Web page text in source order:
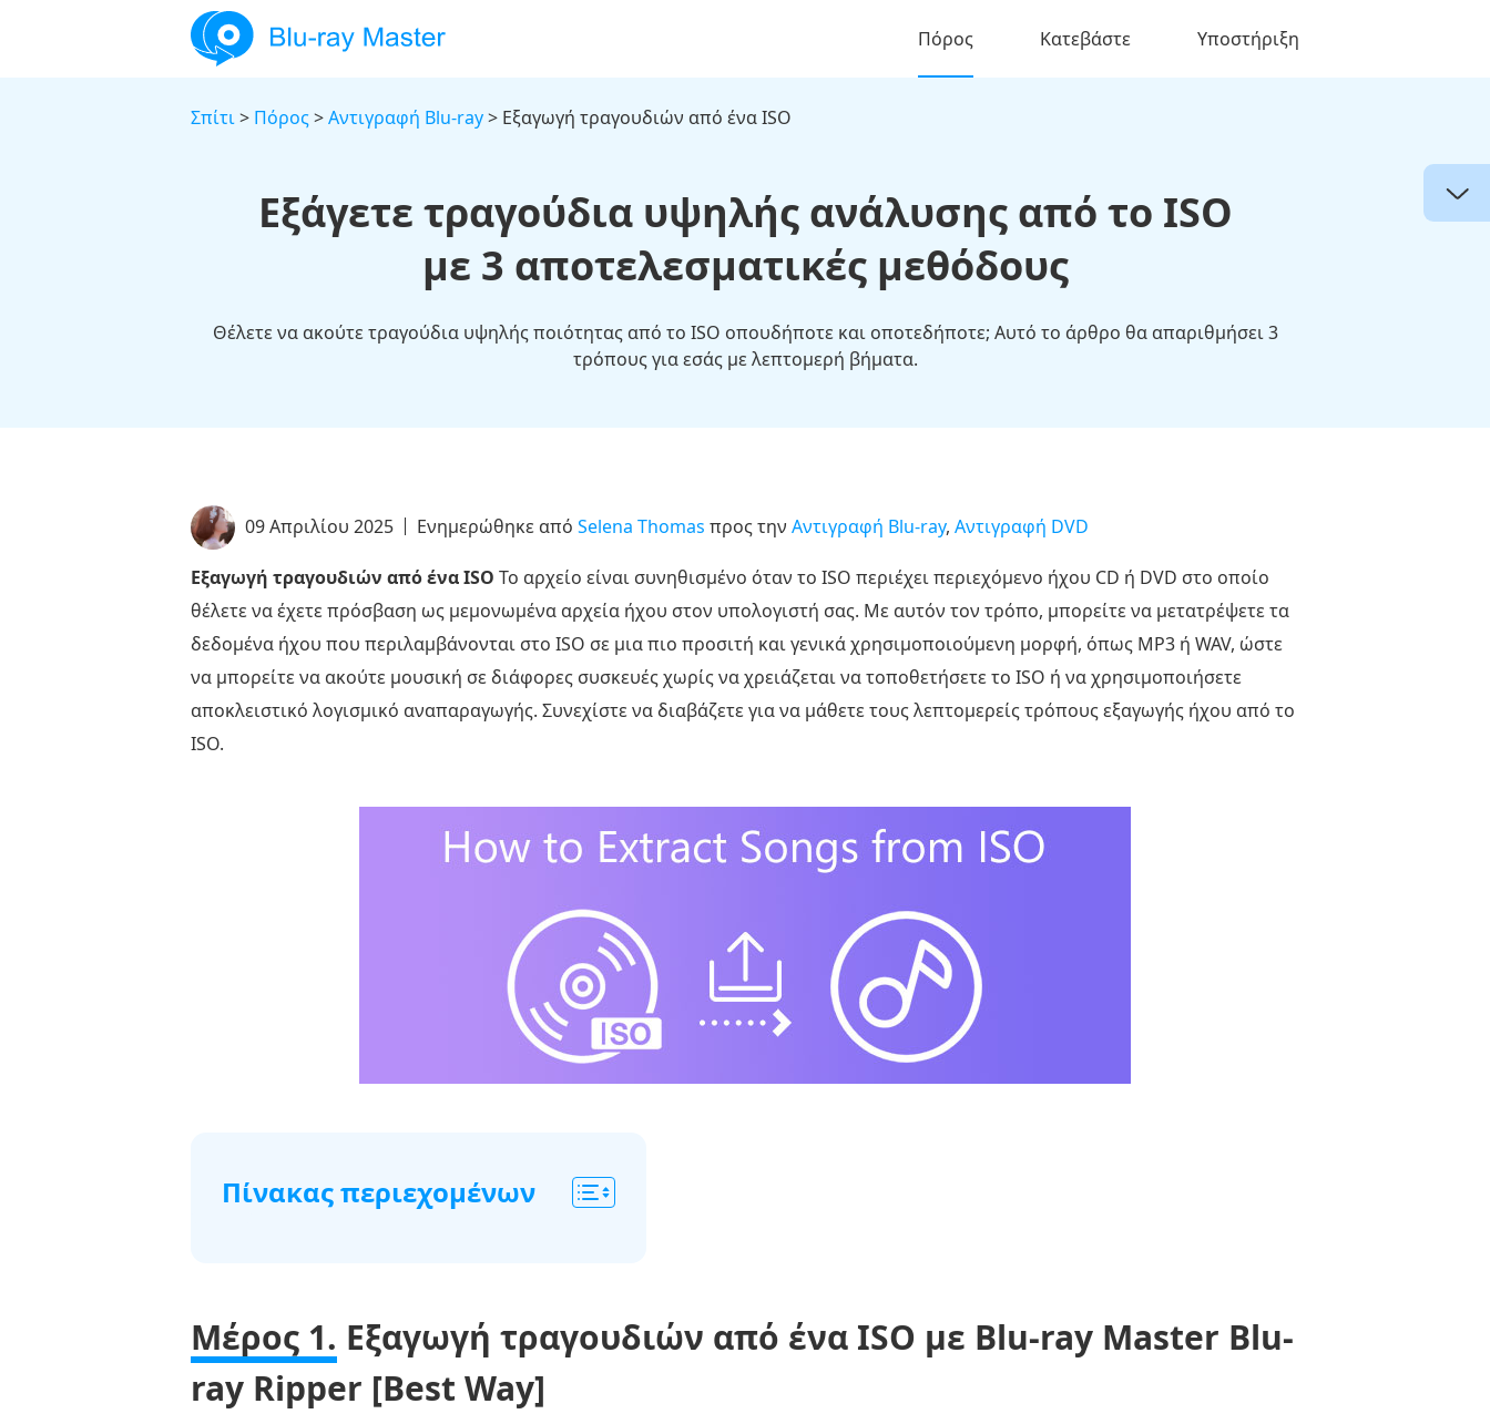
Πόρος Κατεβάστε Υποστήριξη
Σπίτι> Πόρος>Αντιγραφή Blu-ray> Εξαγωγή τραγουδιών από ένα ISO
Εξάγετε τραγούδια υψηλής ανάλυσης από το ISO
με 3 αποτελεσματικές μεθόδους​
Θέλετε να ακούτε τραγούδια υψηλής ποιότητας από το ISO οπουδήποτε και οποτεδήποτε; Αυτό το άρθρο θα απαριθμήσει 3
τρόπους για εσάς με λεπτομερή βήματα.​
09 Απριλίου 2025 Ενημερώθηκε από Selena Thomas προς την Αντιγραφή Blu-ray, Αντιγραφή DVD
Εξαγωγή τραγουδιών από ένα ISO Το αρχείο είναι συνηθισμένο όταν το ISO περιέχει περιεχόμενο ήχου CD ή DVD στο οποίο
θέλετε να έχετε πρόσβαση ως μεμονωμένα αρχεία ήχου στον υπολογιστή σας. Με αυτόν τον τρόπο, μπορείτε να μετατρέψετε τα
δεδομένα ήχου που περιλαμβάνονται στο ISO σε μια πιο προσιτή και γενικά χρησιμοποιούμενη μορφή, όπως MP3 ή WAV, ώστε
να μπορείτε να ακούτε μουσική σε διάφορες συσκευές χωρίς να χρειάζεται να τοποθετήσετε το ISO ή να χρησιμοποιήσετε
αποκλειστικό λογισμικό αναπαραγωγής. Συνεχίστε να διαβάζετε για να μάθετε τους λεπτομερείς τρόπους εξαγωγής ήχου από το
ISO.
Πίνακας περιεχομένων
τραγουδιών
από
ένα
Μέρος 1. Εξαγωγή τραγουδιών από ένα ISO με Blu-ray Master Blu-
ray Ripper [Best Way]